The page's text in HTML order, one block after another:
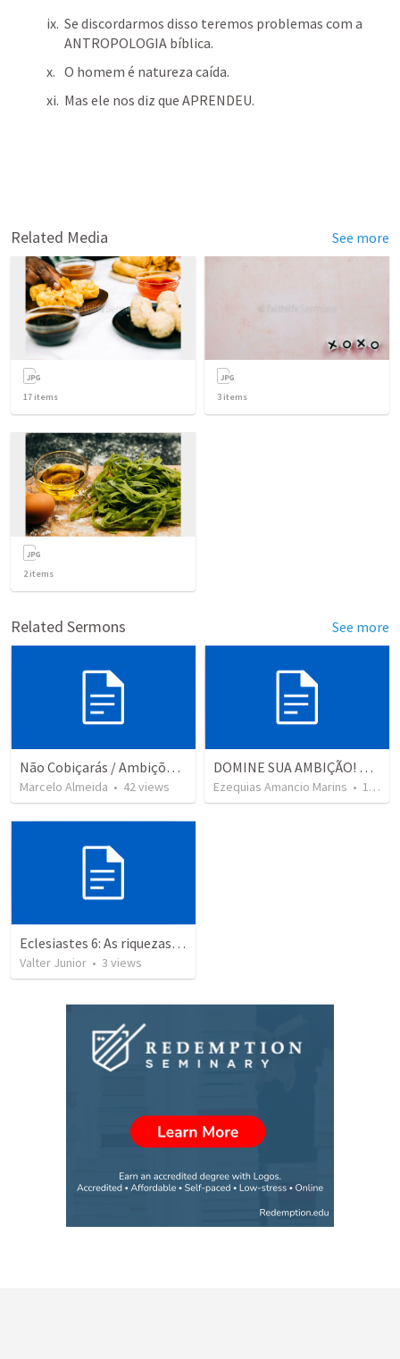
Se discordarmos disso teremos problemas com a
ANTROPOLOGIA bíblica.
O homem é natureza caída.
Mas ele nos diz que APRENDEU.
Related Media See more
17 items 3 items
2items
Related Sermons See more
Não Cobiçarás / Ambições Erradas
Marcelo Almeida • 42views
DOMINE SUA AMBIÇÃO! Êxodo 20.17
Ezequias Amancio Marins • 152
Eclesiastes 6: As riquezas debaixo do sol - parte 2
Valter Junior • 3 views